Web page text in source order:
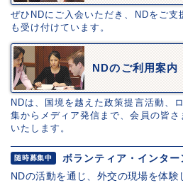
ぜひNDにご入会いただき、NDをご支
も受け付けています。
NDのご利用案内
NDは、国境を越えた政策提言活動、
集からメディア発信まで、会員の皆
いたします。
随時募集中
ボランティア・インター
NDの活動を通じ、外交の現場を体